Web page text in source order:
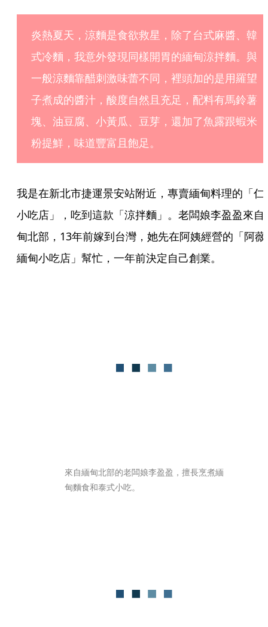
炎熱夏天，涼麵是食欲救星，除了台式麻醬、韓
式冷麵，我意外發現同樣開胃的緬甸涼拌麵。與
一般涼麵靠醋刺激味蕾不同，裡頭加的是用羅望
子煮成的醬汁，酸度自然且充足，配料有馬鈴薯
塊、油豆腐、小黃瓜、豆芽，還加了魚露跟蝦米
粉提鮮，味道豐富且飽足。
我是在新北市捷運景安站附近，專賣緬甸料理的「仁
小吃店」，吃到這款「涼拌麵」。老闆娘李盈盈來自
甸北部，13年前嫁到台灣，她先在阿姨經營的「阿薇
緬甸小吃店」幫忙，一年前決定自己創業。
來自緬甸北部的老闆娘李盈盈，擅長烹煮緬
甸麵食和泰式小吃。